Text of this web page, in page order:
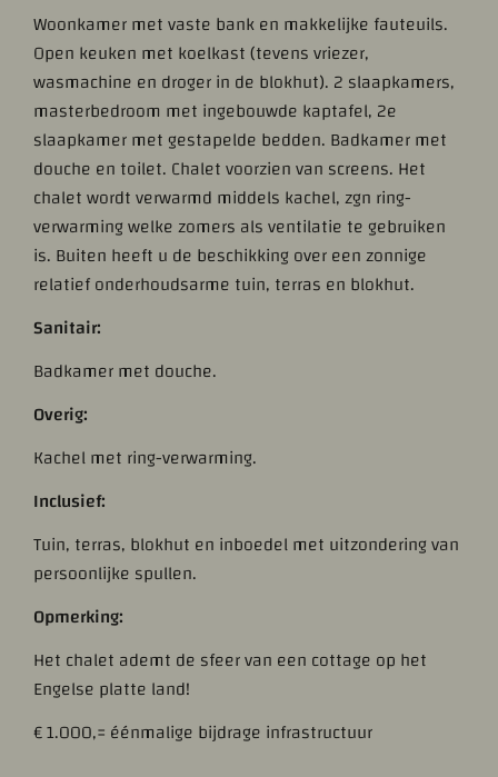
Woonkamer met vaste bank en makkelijke fauteuils.
Open keuken met koelkast (tevens vriezer,
wasmachine en droger in de blokhut). 2 slaapkamers,
masterbedroom met ingebouwde kaptafel, 2e
slaapkamer met gestapelde bedden. Badkamer met
douche en toilet. Chalet voorzien van screens. Het
chalet wordt verwarmd middels kachel, zgn ring-
verwarming welke zomers als ventilatie te gebruiken
is. Buiten heeft u de beschikking over een zonnige
relatief onderhoudsarme tuin, terras en blokhut.
Sanitair:
Badkamer met douche.
Overig:
Kachel met ring-verwarming.
Inclusief:
Tuin, terras, blokhut en inboedel met uitzondering van
persoonlijke spullen.
Opmerking:
Het chalet ademt de sfeer van een cottage op het
Engelse platte land!
€ 1.000,= éénmalige bijdrage infrastructuur